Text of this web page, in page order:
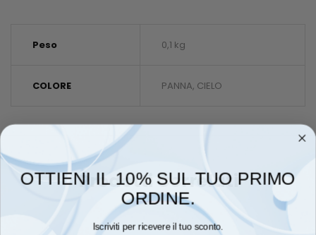
Peso 0,1 kg
COLORE PANNA, CIELO
Prodotti Correlati
OTTIENI IL 10% SUL TUO PRIMO
ORDINE.
Iscriviti per ricevere il tuo sconto.